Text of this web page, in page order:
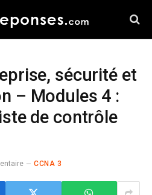
sécurité et
– Modules 4 :
de contrôle
CCNA 3